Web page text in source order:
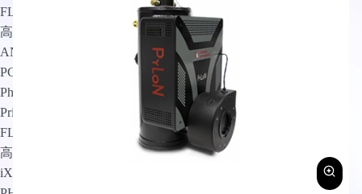
FLIM相机
高灵敏相机
ANDOR
PCO
PhotoMetrics
Princeton Instruments
FLI
高速相机
iX Cameras